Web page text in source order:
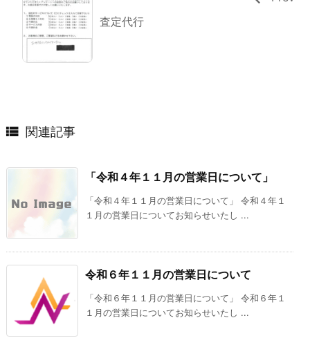
査定代行
 関連記事
「令和４年１１月の営業日について」
「令和４年１１月の営業日について」 令和４年１
１月の営業日についてお知らせいたし ...
令和６年１１月の営業日について
「令和６年１１月の営業日について」 令和６年１
１月の営業日についてお知らせいたし ...